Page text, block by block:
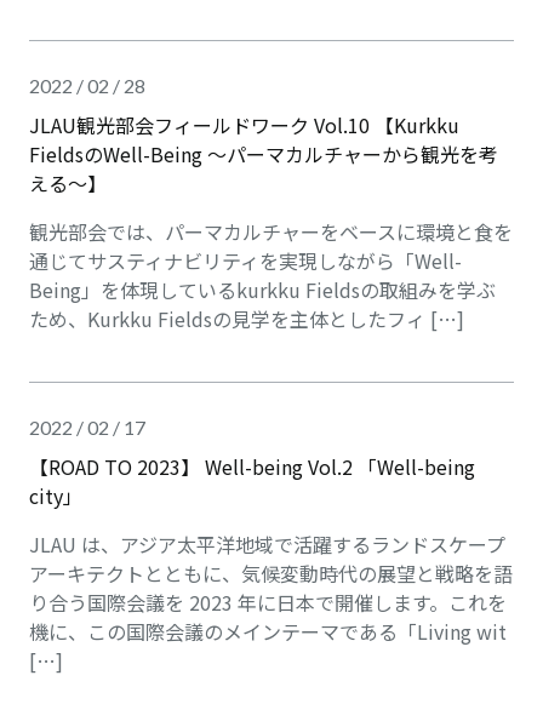
2022 / 02 / 28
JLAU観光部会フィールドワーク Vol.10 【Kurkku
FieldsのWell-Being 〜パーマカルチャーから観光を考
える〜】
観光部会では、パーマカルチャーをベースに環境と食を
通じてサスティナビリティを実現しながら「Well-
Being」を体現しているkurkku Fieldsの取組みを学ぶ
ため、Kurkku Fieldsの見学を主体としたフィ […]
2022 / 02 / 17
【ROAD TO 2023】 Well-being Vol.2 「Well-being
city」
JLAU は、アジア太平洋地域で活躍するランドスケープ
アーキテクトとともに、気候変動時代の展望と戦略を語
り合う国際会議を 2023 年に⽇本で開催します。これを
機に、この国際会議のメインテーマである「Living wit
[…]